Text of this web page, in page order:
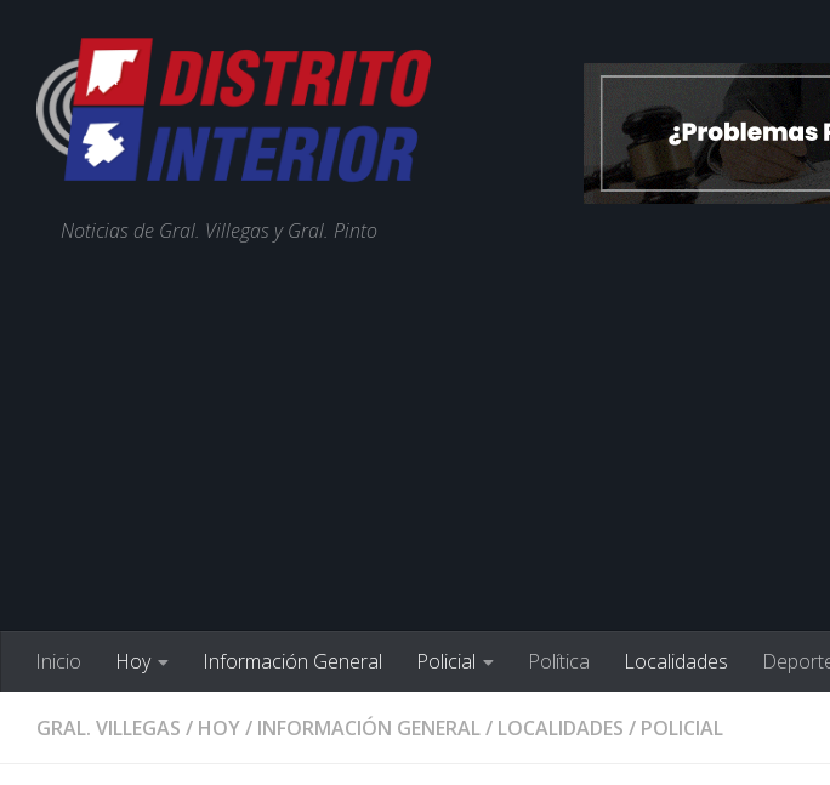
Noticias de Gral. Villegas y Gral. Pinto
Inicio Hoy Información General Policial Política Localidades
GRAL. VILLEGAS / HOY/ INFORMACIÓN GENERAL/ LOCALIDADES / POLICIAL